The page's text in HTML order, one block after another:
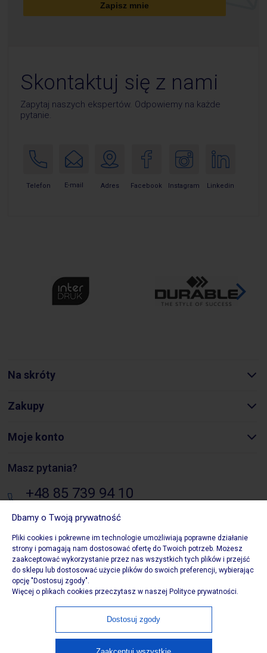
Zapisz mnie
Skontaktuj się z nami
Zapytaj naszych ekspertów. Odpowiemy na każde
pytanie.
Telefon E-mail Adres Facebook Instagram Linkedin
Na skróty
Zakupy
Moje konto
Masz pytania?
+48 85 739 94 10
Składowa 10, 15-399 Białystok
Copytight 2020 Biurowezakupy24. Wszystkie prawa
ul. Składowa 10, 15-399 Białystok
Dbamy o Twoją prywatność
Pliki cookies i pokrewne im technologie umożliwiają poprawne działanie
strony i pomagają nam dostosować ofertę do Twoich potrzeb. Możesz
zaakceptować wykorzystanie przez nas wszystkich tych plików i przejść
do sklepu lub dostosować użycie plików do swoich preferencji, wybierając
opcję "Dostosuj zgody".
Więcej o plikach cookies przeczytasz w naszej Polityce prywatności.
Dostosuj zgody